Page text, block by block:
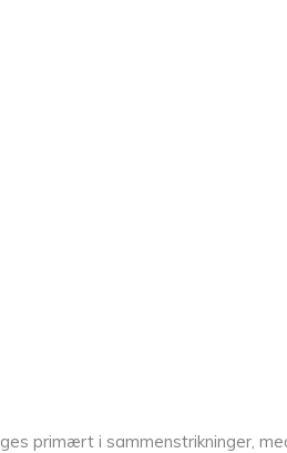
primært i sammenstrikninger,